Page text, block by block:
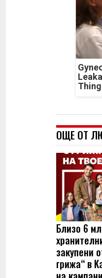
ОЩЕ ОТ
Близо 6
закупени
грижа“ в